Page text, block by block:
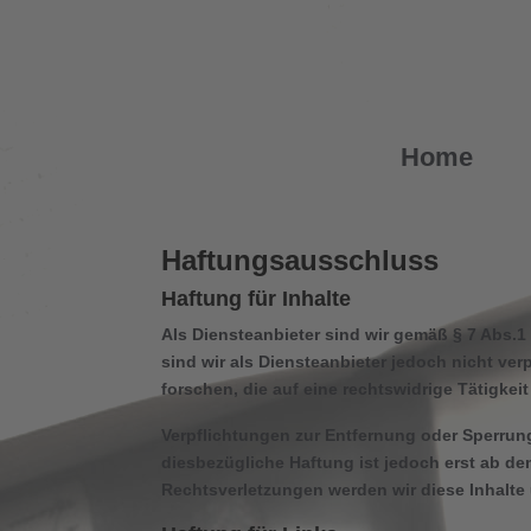
Home
Haftungsausschluss
Haftung für Inhalte
Als Diensteanbieter sind wir gemäß § 7
sind wir als Diensteanbieter jedoch nicht
forschen, die auf eine rechtswidrige
Verpflichtungen zur Entfernung oder
diesbezügliche Haftung ist jedoch erst ab
Rechtsverletzungen werden wir diese